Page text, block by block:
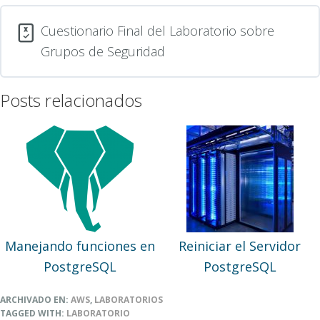
Cuestionario Final del Laboratorio sobre
Grupos de Seguridad
Posts relacionados
Manejando funciones en
PostgreSQL
Reiniciar el Servidor
PostgreSQL
ARCHIVADO EN: AWS, LABORATORIOS
TAGGED WITH: LABORATORIO